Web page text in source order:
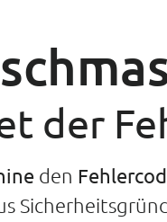
der
den